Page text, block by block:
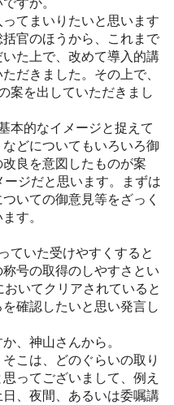
てまいりたいと思います
官のほうから、これまで
た上で、改めて導入的講
だきました。その上で、
案を出していただきまし
本的なイメージと捉えて
どについてもいろいろ御
良を意図したものが案
ジだと思います。まずは
いての御意見等をざっく
す。
ていた受けやすくすると
号の取得のしやすさとい
いてクリアされていると
確認したいと思い発言し
、神山さんから。
こは、どのぐらいの取り
ってございまして、例え
、夜間、あるいは委嘱講